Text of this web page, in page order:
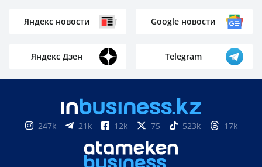
Яндекс новости Google новости
Яндекс Дзен Telegram
247k 21k 12k 75 523k 17k